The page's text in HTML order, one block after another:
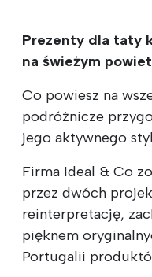
Prezenty dla taty
na świeżym
Co powiesz na
podróżnicze
jego aktywnego
Firma Ideal & Co
przez dwóch
reinterpretację,
pięknem
Portugalii